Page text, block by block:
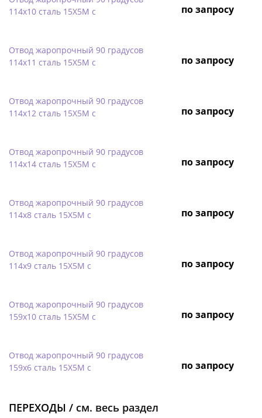
114х10 сталь 15Х5М с
по запросу
Отвод жаропрочный 90 градусов
114х11 сталь 15Х5М с
по запросу
Отвод жаропрочный 90 градусов
114х12 сталь 15Х5М с
по запросу
Отвод жаропрочный 90 градусов
114х14 сталь 15Х5М с
по запросу
Отвод жаропрочный 90 градусов
114х8 сталь 15Х5М с
по запросу
Отвод жаропрочный 90 градусов
114х9 сталь 15Х5М с
по запросу
Отвод жаропрочный 90 градусов
159х10 сталь 15Х5М с
по запросу
Отвод жаропрочный 90 градусов
159х6 сталь 15Х5М с
по запросу
ПЕРЕХОДЫ / см. весь раздел